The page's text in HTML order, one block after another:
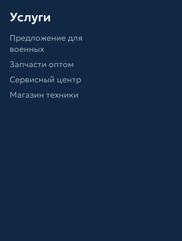
Услуги
Предложение для
военных
Запчасти оптом
Сервисный центр
Магазин техники